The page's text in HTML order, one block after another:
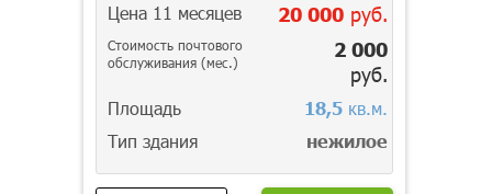
Цена 11 месяцев 20 000руб.
Стоимость почтового
обслуживания (мес.)
2 000
руб.
Площадь 18,5кв.м.
Тип здания
нежилое